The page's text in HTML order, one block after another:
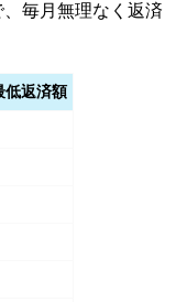
毎月無理なく返済
低返済額